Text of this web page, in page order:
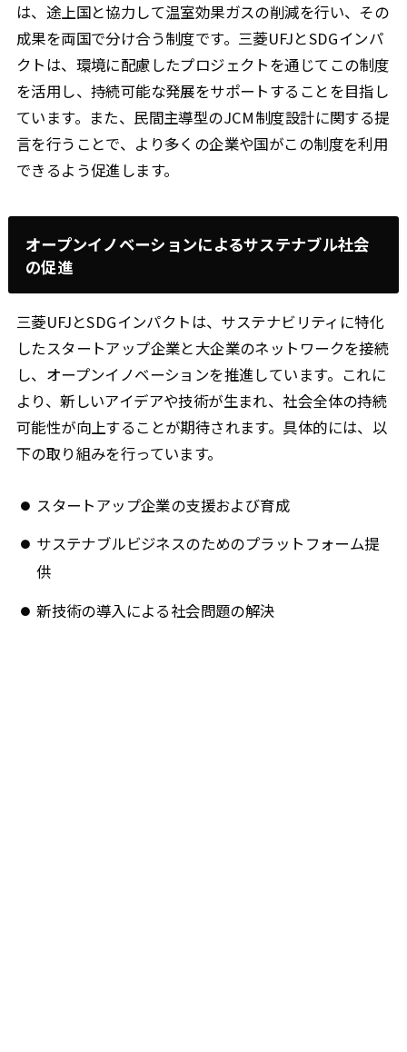
は、途上国と協力して温室効果ガスの削減を行い、その
成果を両国で分け合う制度です。三菱UFJとSDGインパ
クトは、環境に配慮したプロジェクトを通じてこの制度
を活用し、持続可能な発展をサポートすることを目指し
ています。また、民間主導型のJCM制度設計に関する提
言を行うことで、より多くの企業や国がこの制度を利用
できるよう促進します。
オープンイノベーションによるサステナブル社会
の促進
三菱UFJとSDGインパクトは、サステナビリティに特化
したスタートアップ企業と大企業のネットワークを接続
し、オープンイノベーションを推進しています。これに
より、新しいアイデアや技術が生まれ、社会全体の持続
可能性が向上することが期待されます。具体的には、以
下の取り組みを行っています。
スタートアップ企業の支援および育成
サステナブルビジネスのためのプラットフォーム提
供
新技術の導入による社会問題の解決